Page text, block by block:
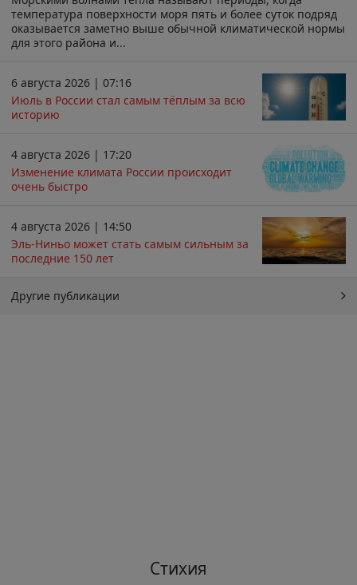
температура поверхности моря пять и более суток подряд
оказывается заметно выше обычной климатической нормы
для этого района и...
6 августа 2026 | 07:16
Июль в России стал самым тёплым за всю
историю
4 августа 2026 | 17:20
Изменение климата России происходит
очень быстро
4 августа 2026 | 14:50
Эль-Ниньо может стать самым сильным за
последние 150 лет
Другие публикации
Стихия